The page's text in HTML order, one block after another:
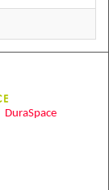
DuraSpace